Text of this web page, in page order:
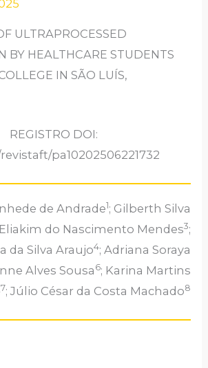
ULTRAPROCESSED
BY HEALTHCARE STUDENTS
IN SÃO LUÍS,
REGISTRO DOI:
pa10202506221732
de Andrade1; Gilberth Silva
do Nascimento Mendes3;
da Silva Araujo4; Adriana Soraya
Alves Sousa 6; Karina Martins
7; Júlio César da Costa Machado8